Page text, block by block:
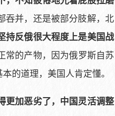
吞并，还是被部分肢解，北
持反俄很大程度上是美国战
常的产物，因为俄罗斯自苏
的道理，美国人肯定懂。
更加恶劣了，中国灵活调整